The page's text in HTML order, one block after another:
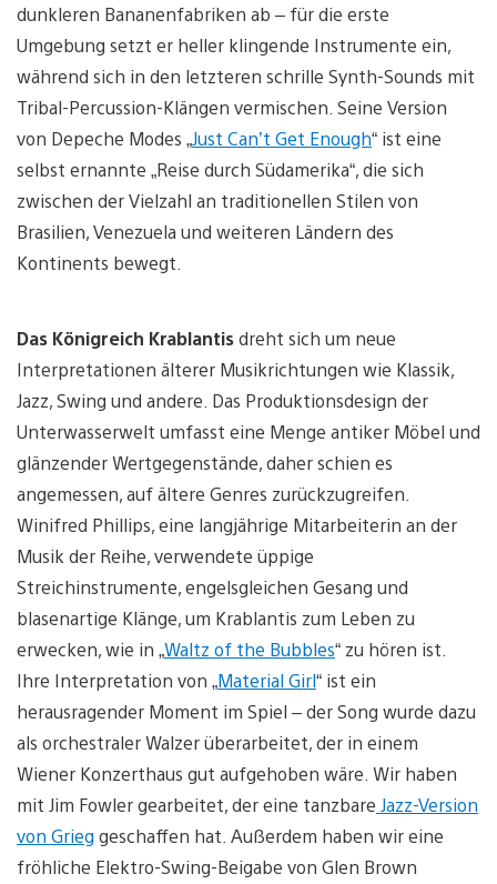
dunkleren Bananenfabriken ab – für die erste
Umgebung setzt er heller klingende Instrumente ein,
während sich in den letzteren schrille Synth-Sounds mit
Tribal-Percussion-Klängen vermischen. Seine Version
von Depeche Modes „Just Can’t Get Enough“ ist eine
selbst ernannte „Reise durch Südamerika“, die sich
zwischen der Vielzahl an traditionellen Stilen von
Brasilien, Venezuela und weiteren Ländern des
Kontinents bewegt.
Das Königreich Krablantisdreht sich um neue
Interpretationen älterer Musikrichtungen wie Klassik,
Jazz, Swing und andere. Das Produktionsdesign der
Unterwasserwelt umfasst eine Menge antiker Möbel und
glänzender Wertgegenstände, daher schien es
angemessen, auf ältere Genres zurückzugreifen.
Winifred Phillips, eine langjährige Mitarbeiterin an der
Musik der Reihe, verwendete üppige
Streichinstrumente, engelsgleichen Gesang und
blasenartige Klänge, um Krablantis zum Leben zu
erwecken, wie in „Waltz of the Bubbles“ zu hören ist.
Ihre Interpretation von „Material Girl“ ist ein
herausragender Moment im Spiel – der Song wurde dazu
als orchestraler Walzer überarbeitet, der in einem
Wiener Konzerthaus gut aufgehoben wäre. Wir haben
mit Jim Fowler gearbeitet, der eine tanzbare Jazz-Version
von Grieg geschaffen hat. Außerdem haben wir eine
fröhliche Elektro-Swing-Beigabe von Glen Brown